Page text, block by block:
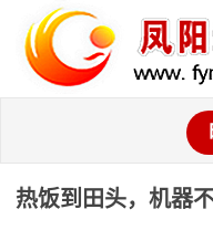
热饭到田头，机器